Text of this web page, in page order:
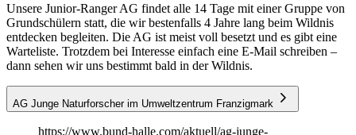
Unsere Junior-Ranger AG findet alle 14 Tage mit einer Gruppe von
Grundschülern statt, die wir bestenfalls 4 Jahre lang beim Wildnis
entdecken begleiten. Die AG ist meist voll besetzt und es gibt eine
Warteliste. Trotzdem bei Interesse einfach eine E-Mail schreiben –
dann sehen wir uns bestimmt bald in der Wildnis.
AG Junge Naturforscher im Umweltzentrum Franzigmark
https://www.bund-halle.com/aktuell/ag-junge-